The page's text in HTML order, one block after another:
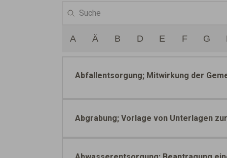
A Ä B D E F G
Abfallentsorgung; Mitwirkung der
Abgrabung; Vorlage von Unterlagen